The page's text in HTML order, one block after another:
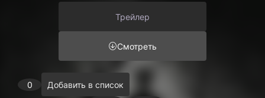
Трейлер
Смотреть
0 Добавить в список